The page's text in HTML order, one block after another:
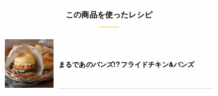
小麦(特定原材料8品目)
コンタミネーション
* 本品加工所では、乳成分・卵・そば・落花生・えび・かに・
この商品を使ったレシピ
まるであのバンズ!?フライドチキン&バンズ